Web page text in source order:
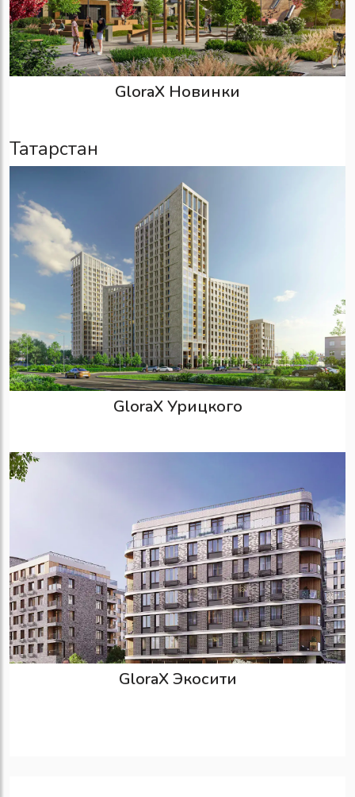
GloraX Новинки
Татарстан
GloraX Урицкого
GloraX Экосити